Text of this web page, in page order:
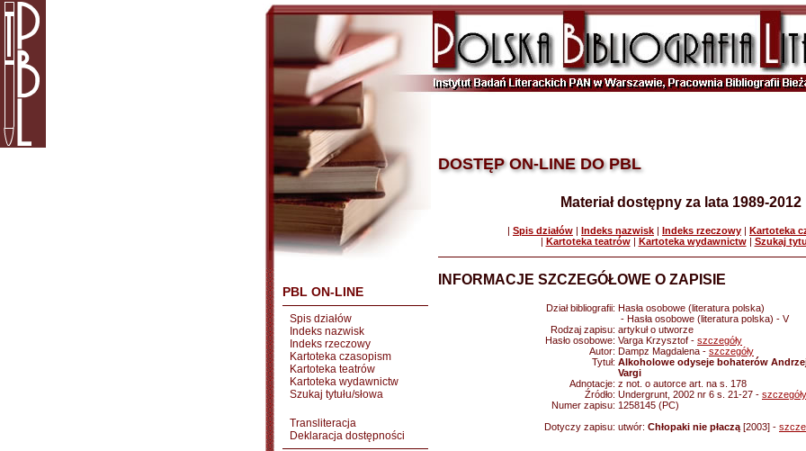
PBL ON-LINE
Spis działów
Indeks nazwisk
Indeks rzeczowy
Kartoteka czasopism
Kartoteka teatrów
Kartoteka wydawnictw
Szukaj tytułu/słowa
Transliteracja
Deklaracja dostępności
DOSTĘP ON-LINE DO PBL
Materiał dostępny za lata 1989-2012
| Spis działów | Indeks nazwisk | Indeks rzeczowy | Kartoteka
| Kartoteka teatrów| Kartoteka wydawnictw| Szukaj
INFORMACJE SZCZEGÓŁOWE O ZAPISIE
Dział bibliografii: Hasła osobowe (literatura polska)
- Hasła osobowe (literatura polska) - V
Rodzaj zapisu: artykuł o utworze
Hasło osobowe: Varga Krzysztof - szczegóły
Autor: Dampz Magdalena - szczegóły
Tytuł: Alkoholowe odyseje bohaterów
Vargi
Adnotacje: z not. o autorce art. na s. 178
Źródło: Undergrunt, 2002 nr 6 s. 21-27 - szczegóły
Numer zapisu: 1258145 (PC)
Dotyczy zapisu: utwór: Chłopaki nie płaczą [2003] -